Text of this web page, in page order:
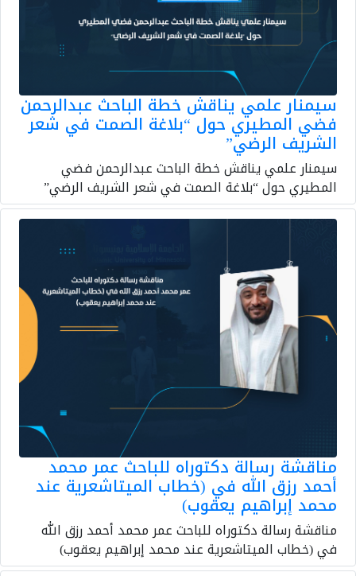
سيمنار علمي يناقش خطة الباحث عبدالرحمن
فضي المطيري حول “بلاغة الصمت في شعر
الشريف الرضي”
سيمنار علمي يناقش خطة الباحث عبدالرحمن فضي
المطيري حول “بلاغة الصمت في شعر الشريف الرضي”
مناقشة رسالة دكتوراه للباحث عمر محمد
أحمد رزق الله في (خطاب الميتاشعرية عند
محمد إبراهيم يعقوب)
مناقشة رسالة دكتوراه للباحث عمر محمد أحمد رزق الله
في (خطاب الميتاشعرية عند محمد إبراهيم يعقوب)